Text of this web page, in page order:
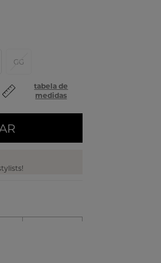
GG
tabela de
medidas